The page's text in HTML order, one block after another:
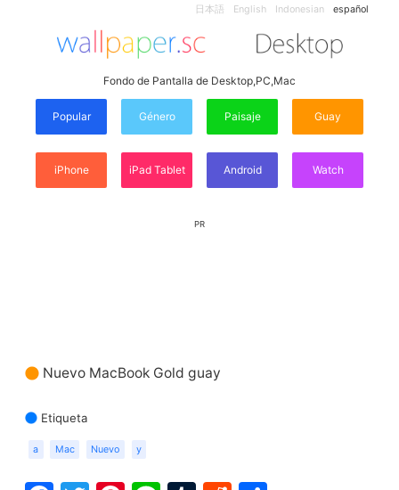
日本語 English Indonesian español
Fondo de Pantalla de Desktop,PC,Mac
Popular Género Paisaje Guay
iPhone iPad Tablet Android Watch
PR
Nuevo MacBook Gold guay
Etiqueta
a Mac Nuevo y